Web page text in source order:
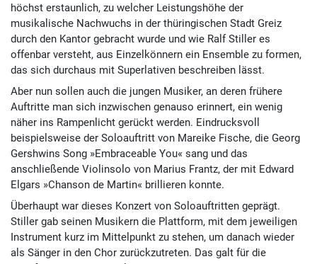
höchst erstaunlich, zu welcher Leistungshöhe der
musikalische Nachwuchs in der thüringischen Stadt Greiz
durch den Kantor gebracht wurde und wie Ralf Stiller es
offenbar versteht, aus Einzelkönnern ein Ensemble zu formen,
das sich durchaus mit Superlativen beschreiben lässt.
Aber nun sollen auch die jungen Musiker, an deren frühere
Auftritte man sich inzwischen genauso erinnert, ein wenig
näher ins Rampenlicht gerückt werden. Eindrucksvoll
beispielsweise der Soloauftritt von Mareike Fische, die Georg
Gershwins Song »Embraceable You« sang und das
anschließende Violinsolo von Marius Frantz, der mit Edward
Elgars »Chanson de Martin« brillieren konnte.
Überhaupt war dieses Konzert von Soloauftritten geprägt.
Stiller gab seinen Musikern die Plattform, mit dem jeweiligen
Instrument kurz im Mittelpunkt zu stehen, um danach wieder
als Sänger in den Chor zurückzutreten. Das galt für die